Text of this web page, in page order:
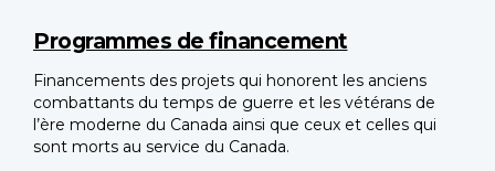
Programmes de financement
Financements des projets qui honorent les anciens
combattants du temps de guerre et les vétérans de
l’ère moderne du Canada ainsi que ceux et celles qui
sont morts au service du Canada.